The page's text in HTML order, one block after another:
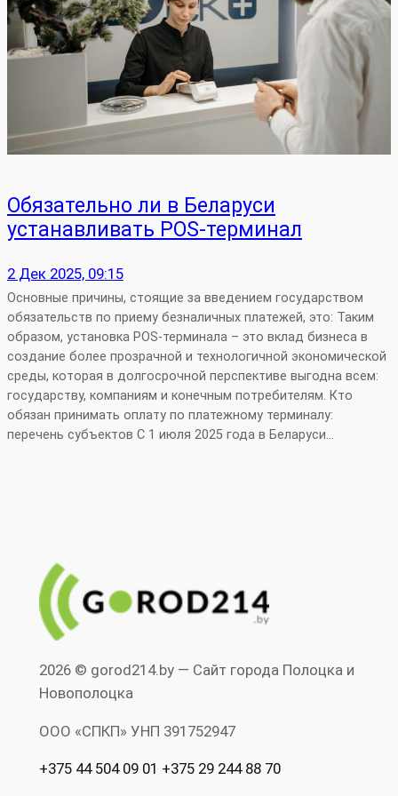
Обязательно ли в Беларуси
устанавливать POS-терминал
2 Дек 2025, 09:15
Основные причины, стоящие за введением государством
обязательств по приему безналичных платежей, это: Таким
образом, установка POS-терминала – это вклад бизнеса в
создание более прозрачной и технологичной экономической
среды, которая в долгосрочной перспективе выгодна всем:
государству, компаниям и конечным потребителям. Кто
обязан принимать оплату по платежному терминалу:
перечень субъектов С 1 июля 2025 года в Беларуси…
2026 © gorod214.by — Сайт города Полоцка и
Новополоцка
ООО «СПКП» УНП ‎391752947
+375 44 504 09 01 +375 29 244 88 70